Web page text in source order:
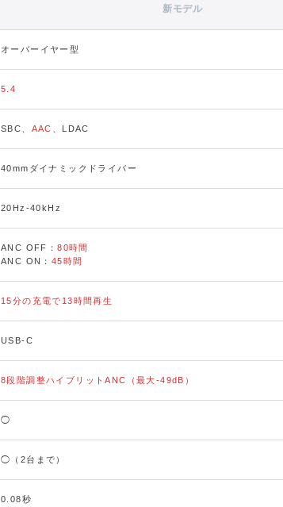
新モデル
オーバーイヤー型
5.4
SBC、 AAC 、LDAC
40mmダイナミックドライバー
20Hz-40kHz
ANC OFF：80時間
ANC ON： 45時間
15分の充電で13時間再生
USB-C
8段階調整ハイブリットANC（最大-49dB）
◯
◯（2台まで）
0.08秒